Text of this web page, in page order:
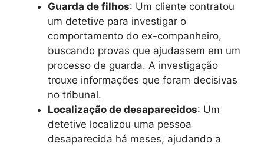
Guarda de filhos: Um cliente contratou
um detetive para investigar o
comportamento do ex-companheiro,
buscando provas que ajudassem em um
processo de guarda. A investigação
trouxe informações que foram decisivas
no tribunal.
Localização de desaparecidos: Um
detetive localizou uma pessoa
desaparecida há meses, ajudando a